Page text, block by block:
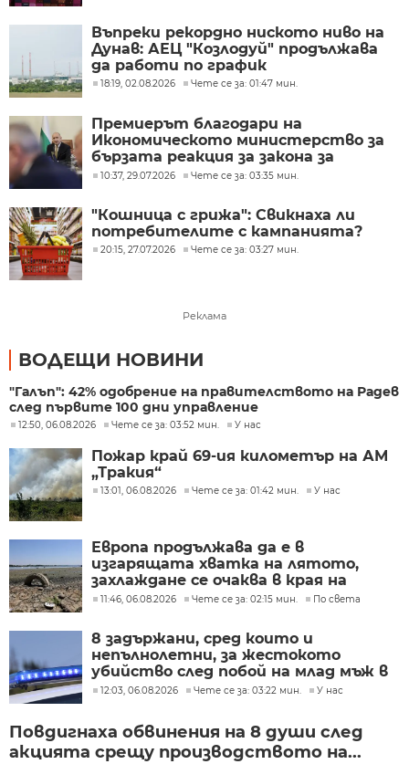
Въпреки рекордно ниското ниво на
Дунав: АЕЦ "Козлодуй" продължава
да работи по график
18:19, 02.08.2026 Чете се за: 01:47 мин.
Премиерът благодари на
Икономическото министерство за
бързата реакция за закона за
рафинерията в Бургас
10:37, 29.07.2026 Чете се за: 03:35 мин.
"Кошница с грижа": Свикнаха ли
потребителите с кампанията?
20:15, 27.07.2026 Чете се за: 03:27 мин.
Реклама
ВОДЕЩИ НОВИНИ
"Галъп": 42% одобрение на правителството на Радев
след първите 100 дни управление
12:50, 06.08.2026 Чете се за: 03:52 мин. У нас
Пожар край 69-ия километър на АМ
„Тракия“
13:01, 06.08.2026 Чете се за: 01:42 мин. У нас
Европа продължава да е в
изгарящата хватка на лятото,
захлаждане се очаква в края на
седмицата
11:46, 06.08.2026 Чете се за: 02:15 мин. По света
8 задържани, сред които и
непълнолетни, за жестокото
убийство след побой на млад мъж в
Пловдив
12:03, 06.08.2026 Чете се за: 03:22 мин. У нас
Повдигнаха обвинения на 8 души след
акцията срещу производството на...